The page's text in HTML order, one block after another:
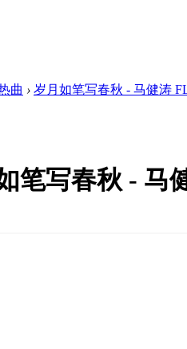
曲 › 岁月如笔写春秋 - 马健涛
笔写春秋 - 马